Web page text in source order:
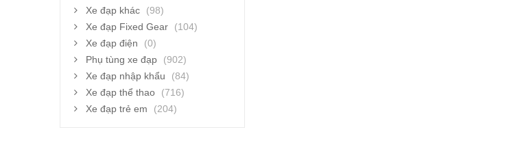
Xe đạp khác
(98)
Xe đạp Fixed Gear
(104)
Xe đạp điện
(0)
Phụ tùng xe đạp
(902)
Xe đạp nhập khẩu
(84)
Xe đạp thể thao
(716)
Xe đạp trẻ em
(204)